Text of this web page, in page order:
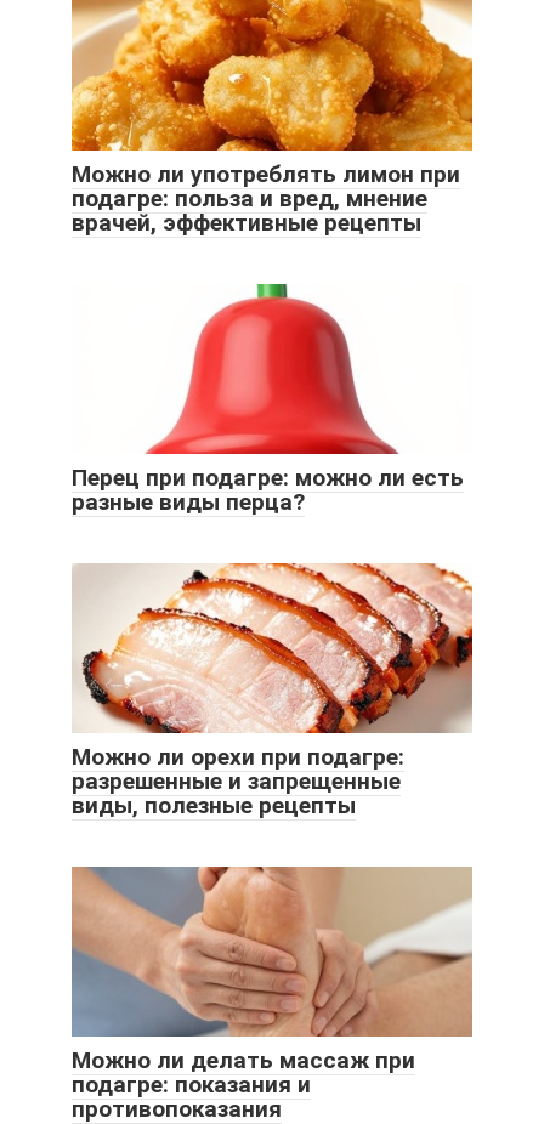
Можно ли употреблять лимон при
подагре: польза и вред, мнение
врачей, эффективные рецепты
Перец при подагре: можно ли есть
разные виды перца?
Можно ли орехи при подагре:
разрешенные и запрещенные
виды, полезные рецепты
Можно ли делать массаж при
подагре: показания и
противопоказания